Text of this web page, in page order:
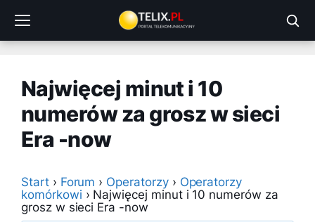
treści
Najwięcej minut i 10
numerów za grosz w sieci
Era -now
Start › Forum › Operatorzy › Operatorzy
komórkowi › Najwięcej minut i 10 numerów za
grosz w sieci Era -now